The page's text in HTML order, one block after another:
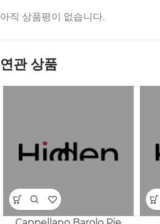
아직 상품평이 없습니다.
연관 상품